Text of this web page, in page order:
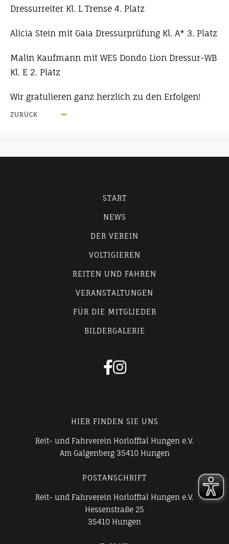
Dressurreiter Kl. L Trense 4. Platz
Alicia Stein mit Gaia Dressurprüfung Kl. A* 3. Platz
Malin Kaufmann mit WES Dondo Lion Dressur-WB
Kl. E 2. Platz
Wir gratulieren ganz herzlich zu den Erfolgen!
ZURÜCK
START
NEWS
DER VEREIN
VOLTIGIEREN
REITEN UND FAHREN
VERANSTALTUNGEN
FÜR DIE MITGLIEDER
BILDERGALERIE

HIER FINDEN SIE UNS
Reit- und Fahrverein Horlofftal Hungen e.V.
Am Galgenberg 35410 Hungen
POSTANSCHRIFT
Reit- und Fahrverein Horlofftal Hungen e.V.
Hessenstraße 25
35410 Hungen